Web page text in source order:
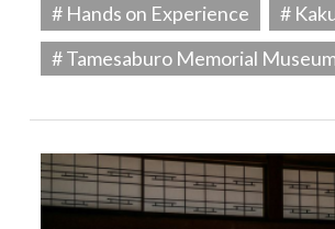
# Hands on Experience
#
# Tamesaburo Memorial